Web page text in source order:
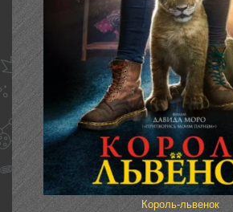
Король-львенок